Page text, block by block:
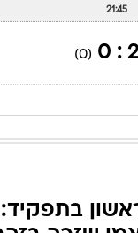
1 : 0
(0)